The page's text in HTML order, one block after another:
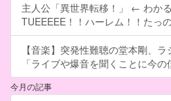
主人公「異世界転移！」 ← わか
TUEEEEE！！ハーレム！！たっ
【音楽】突発性難聴の堂本剛、
「ライブや爆音を聞くことに今の
今月の記事